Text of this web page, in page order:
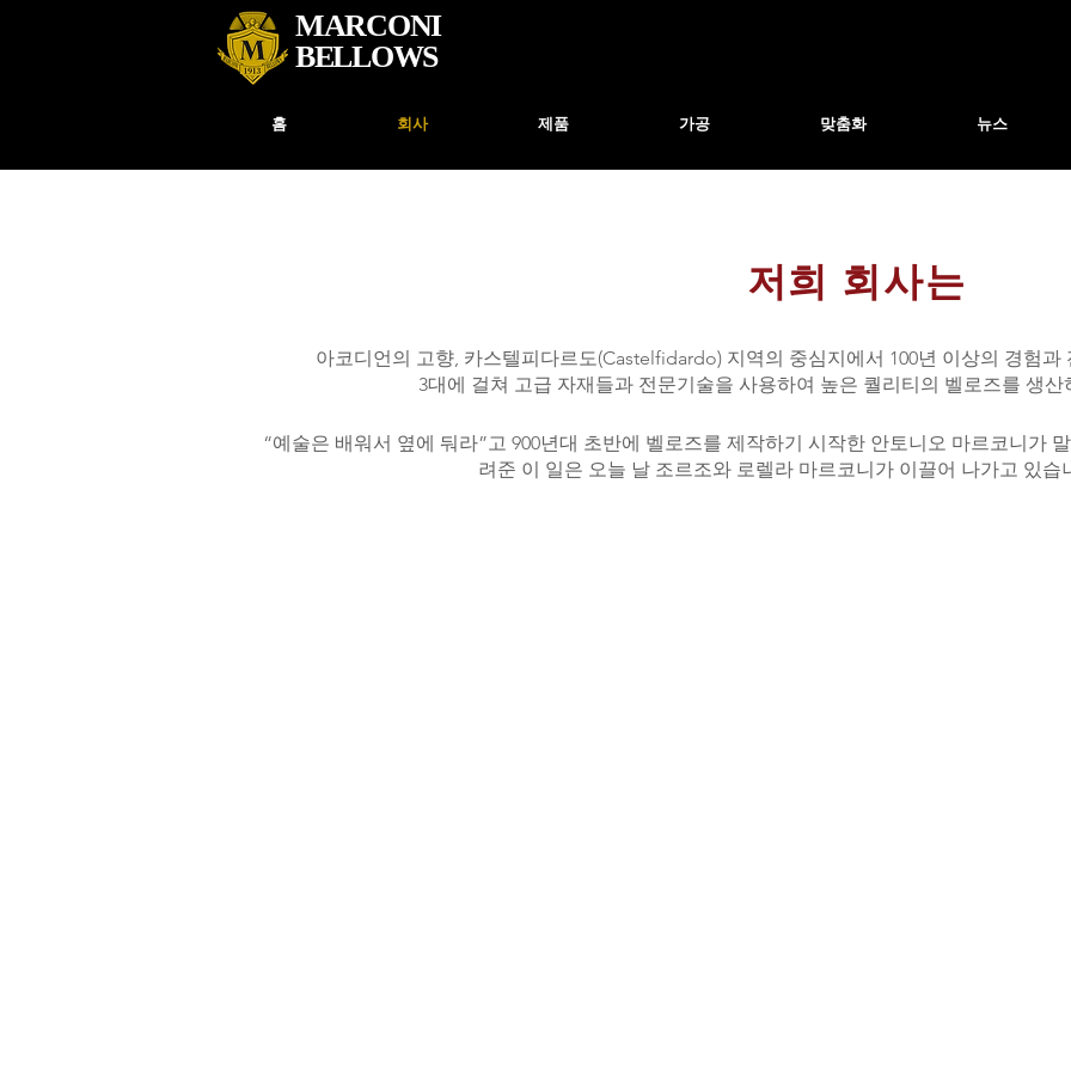
MARCONI
BELLOWS
홈 회사 제품 가공 맞춤화 뉴스
저희 회사는
아코디언의 고향, 카스텔피다르도(Castelfidardo) 지역의 중심지에서 100년 이상의 경험
3대에 걸쳐 고급 자재들과 전문기술을 사용하여 높은 퀄리티의 벨로즈를 생산
“예술은 배워서 옆에 둬라”고 900년대 초반에 벨로즈를 제작하기 시작한 안토니오 마르코니가
려준 이 일은 오늘 날 조르조와 로렐라 마르코니가 이끌어 나가고 있습